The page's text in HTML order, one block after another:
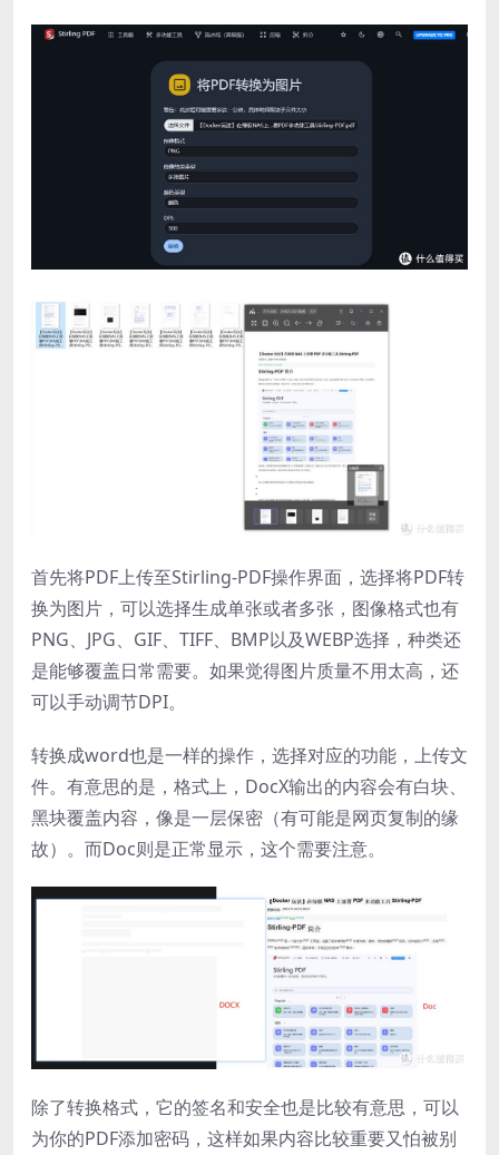
首先将PDF上传至Stirling-PDF操作界面，选择将PDF转
换为图片，可以选择生成单张或者多张，图像格式也有
PNG、JPG、GIF、TIFF、BMP以及WEBP选择，种类还
是能够覆盖日常需要。如果觉得图片质量不用太高，还
可以手动调节DPI。
转换成word也是一样的操作，选择对应的功能，上传文
件。有意思的是，格式上，DocX输出的内容会有白块、
黑块覆盖内容，像是一层保密（有可能是网页复制的缘
故）。而Doc则是正常显示，这个需要注意。
除了转换格式，它的签名和安全也是比较有意思，可以
为你的PDF添加密码，这样如果内容比较重要又怕被别